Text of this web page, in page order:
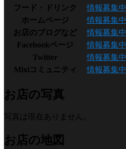
フード・ドリンク
情報募集中
ホームページ
情報募集中
お店のブログなど
情報募集中
Facebookページ
情報募集中
Twitter
情報募集中
Mixiコミュニティ
情報募集中
お店の写真
写真は現在ありません。
お店の地図